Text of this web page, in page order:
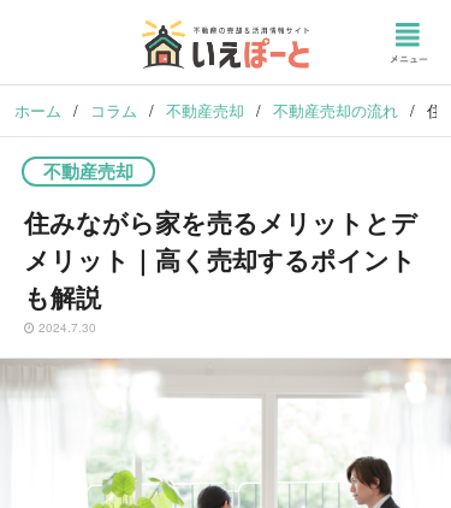
ホーム / コラム / 不動産売却 / 不動産売却の流れ / 住
不動産売却
住みながら家を売るメリットとデ
メリット｜高く売却するポイント
も解説
2024.7.30